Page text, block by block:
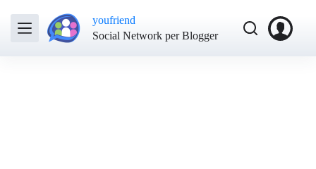
youfriend
Social Network per Blogger